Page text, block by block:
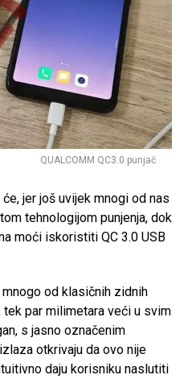
QUALCOMM QC3.0 punjač
jer još uvijek mnogi od nas
tehnologijom punjenja, dok
moći iskoristiti QC 3.0 USB
od klasičnih zidnih
tek par milimetara veći u svim
s jasno označenim
otkrivaju da ovo nije
daju korisniku naslutiti